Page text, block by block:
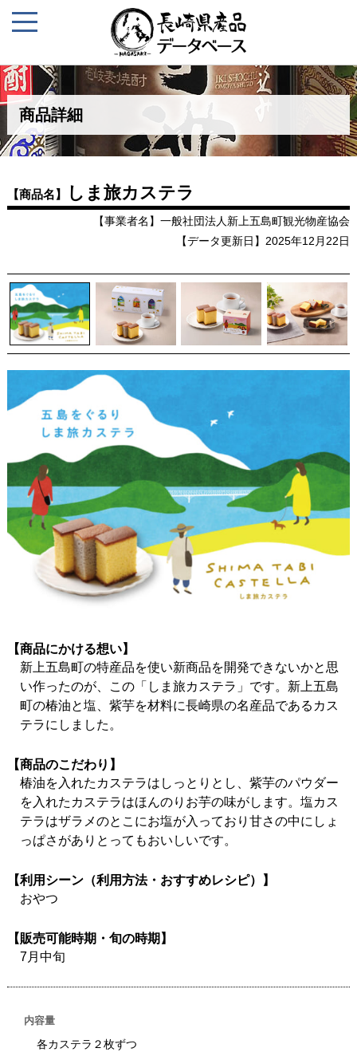
商品詳細
【商品名】 しま旅カステラ
【事業者名】一般社団法人新上五島町観光物産協会
【データ更新日】2025年12月22日
【商品にかける想い】
新上五島町の特産品を使い新商品を開発できないかと思
い作ったのが、この「しま旅カステラ」です。新上五島
町の椿油と塩、紫芋を材料に長崎県の名産品であるカス
テラにしました。
【商品のこだわり】
椿油を入れたカステラはしっとりとし、紫芋のパウダー
を入れたカステラはほんのりお芋の味がします。塩カス
テラはザラメのとこにお塩が入っており甘さの中にしょ
っぱさがありとってもおいしいです。
【利用シーン（利用方法・おすすめレシピ）】
おやつ
【販売可能時期・旬の時期】
7月中旬
内容量
各カステラ２枚ずつ